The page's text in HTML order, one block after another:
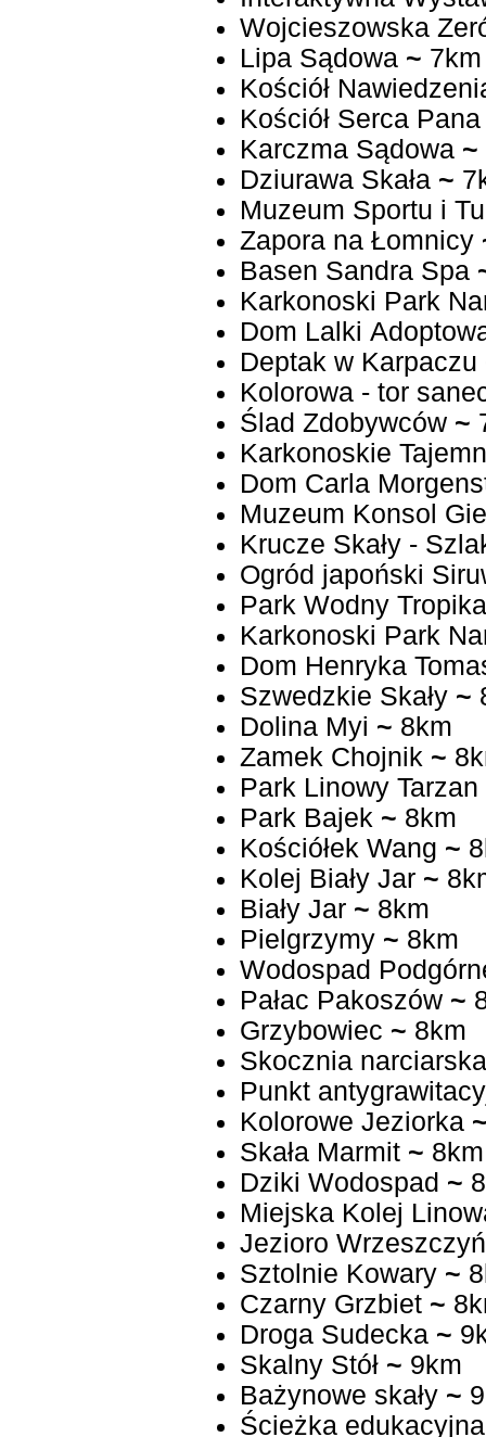
Wojcieszowska
Lipa Sądowa ~ 7km
Kościół
Kościół Serca
Karczma Sądowa ~
Dziurawa Skała ~
Muzeum Sportu i
Zapora na Łomnicy
Basen Sandra Spa
Karkonoski Park
Dom Lalki
Deptak w Karpaczu
Kolorowa - tor
Ślad Zdobywców ~
Karkonoskie
Dom Carla
Muzeum Konsol
Krucze Skały -
Ogród japoński
Park Wodny
Karkonoski Park
Dom Henryka
Szwedzkie Skały ~
Dolina Myi ~ 8km
Zamek Chojnik ~
Park Linowy Tarzan
Park Bajek ~ 8km
Kościółek Wang ~
Kolej Biały Jar ~
Biały Jar ~ 8km
Pielgrzymy ~ 8km
Wodospad
Pałac Pakoszów ~
Grzybowiec ~ 8km
Skocznia
Punkt
Kolorowe Jeziorka
Skała Marmit ~ 8km
Dziki Wodospad ~
Miejska Kolej
Jezioro
Sztolnie Kowary ~
Czarny Grzbiet ~
Droga Sudecka ~
Skalny Stół ~ 9km
Bażynowe skały ~
Ścieżka